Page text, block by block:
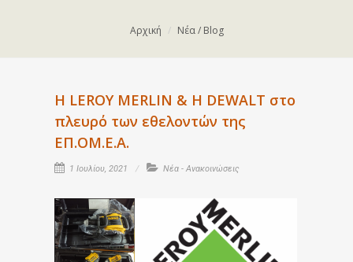
Αρχική Νέα / Blog
Η LEROY MERLIN & H DEWALT στο
πλευρό των εθελοντών της
ΕΠ.ΟΜ.Ε.Α.
1 Ιουλίου, 2021 Νέα - Ανακοινώσεις